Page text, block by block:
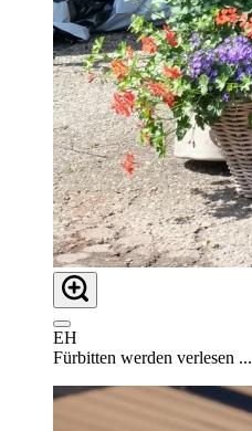
EH
Fürbitten werden verlesen ...